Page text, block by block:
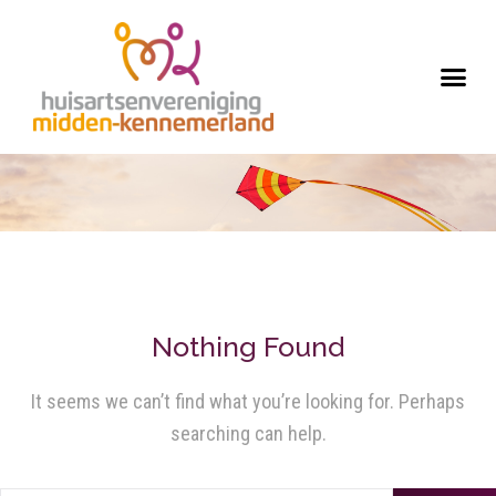
Nothing Found
It seems we can’t find what you’re looking for. Perhaps
searching can help.